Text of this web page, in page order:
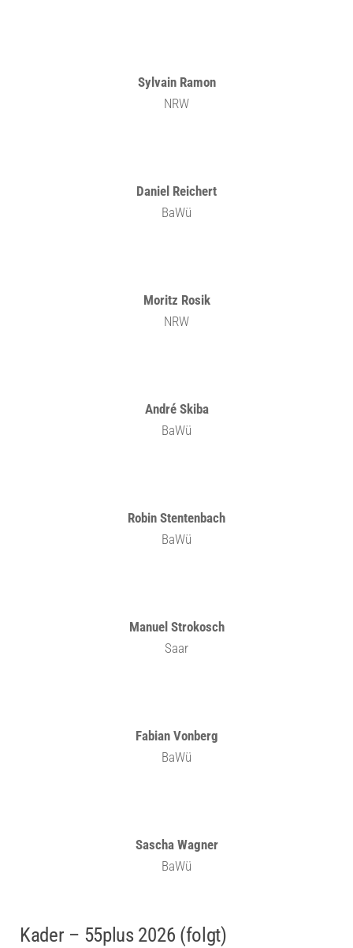
Sylvain Ramon
NRW
Daniel Reichert
BaWü
Moritz Rosik
NRW
André Skiba
BaWü
Robin Stentenbach
BaWü
Manuel Strokosch
Saar
Fabian Vonberg
BaWü
Sascha Wagner
BaWü
Kader – 55plus 2026 (folgt)